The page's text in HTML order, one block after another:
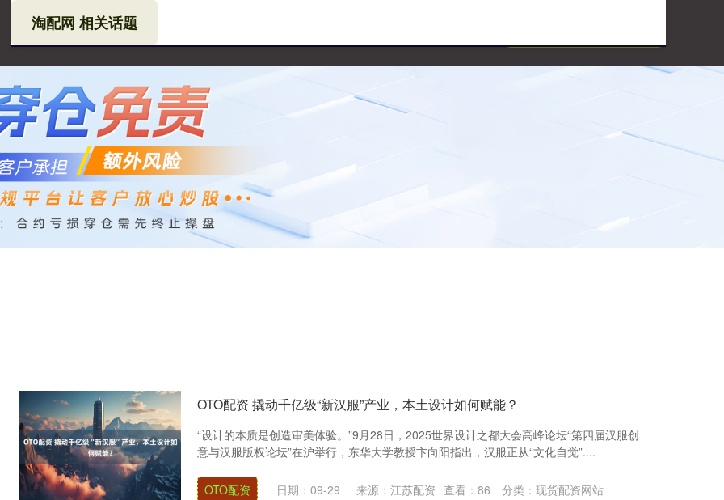
淘配网官网
淘配网 相关话题
OTO配资 撬动千亿级“新汉服”产业，本土设计如何赋能？
“设计的本质是创造审美体验。”9月28日，2025世界设计之都大会高峰论坛“第四届汉服创
意与汉服版权论坛”在沪举行，东华大学教授卞向阳指出，汉服正从“文化自觉”....
OTO配资 日期：09-29 来源：江苏配资 查看： 86 分类： 现货配资网站